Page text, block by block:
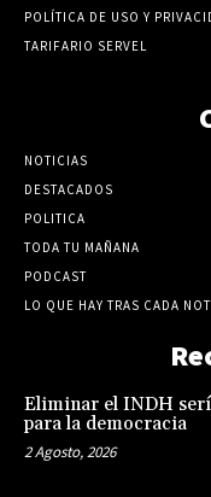
POLÍTICA DE USO Y
TARIFARIO SERVEL
NOTICIAS
DESTACADOS
POLITICA
TODA TU MAÑANA
PODCAST
LO QUE HAY TRAS CADA
Eliminar el INDH
para la democracia
2 Agosto, 2026